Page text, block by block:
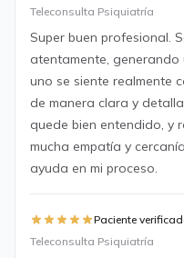
Teleconsulta Psiquiatría
Super buen profesional.
atentamente,
uno se siente realmente
de manera clara y
quede bien entendido, y
mucha empatía y
ayuda en mi proceso.
Paciente
Teleconsulta Psiquiatría